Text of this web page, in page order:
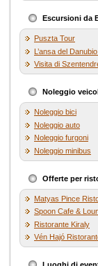
Escursioni da
Puszta Tour
L’ansa del
Visita di
Noleggio
Noleggio bici
Noleggio auto
Noleggio furgoni
Noleggio minibus
Offerte per
Matyas Pince
Spoon Cafe &
Ristorante Kiraly
Vén Hajó